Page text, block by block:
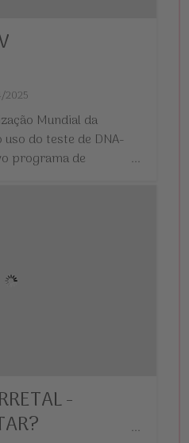
2025
Mundial da
do teste de DNA-
programa de
...
-
...